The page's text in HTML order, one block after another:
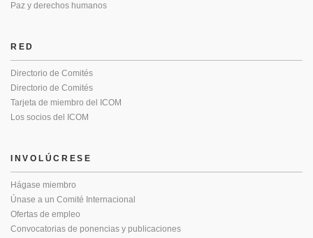
Paz y derechos humanos
RED
Directorio de Comités
Directorio de Comités
Tarjeta de miembro del ICOM
Los socios del ICOM
INVOLÚCRESE
Hágase miembro
Únase a un Comité Internacional
Ofertas de empleo
Convocatorias de ponencias y publicaciones